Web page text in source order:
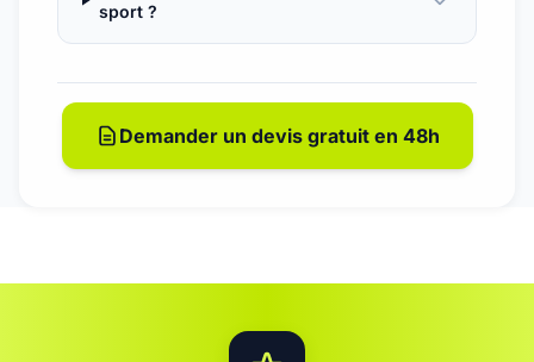
sport ?
Demander un devis gratuit en 48h